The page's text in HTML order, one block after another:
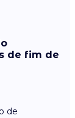
de fim de
de